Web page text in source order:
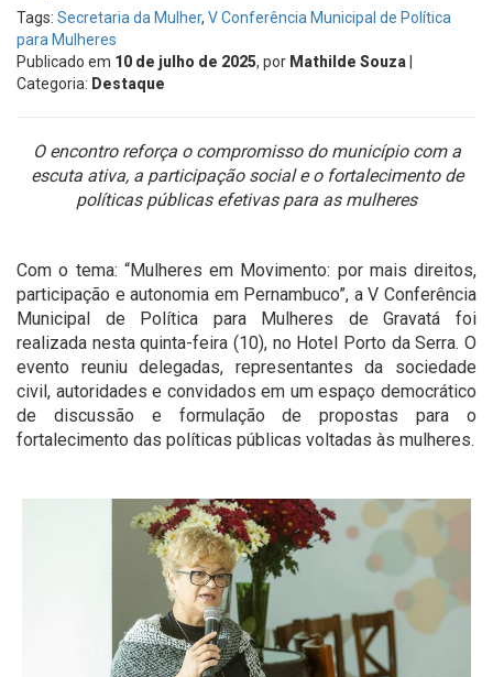
Tags: Secretaria da Mulher, V Conferência Municipal de Política
para Mulheres
Publicado em 10 de julho de 2025, por Mathilde Souza
Categoria: Destaque
O encontro reforça o compromisso do município com a
escuta ativa, a participação social e o fortalecimento de
políticas públicas efetivas para as mulheres
Com o tema: “Mulheres em Movimento: por mais direitos,
participação e autonomia em Pernambuco”, a V Conferência
Municipal de Política para Mulheres de Gravatá foi
realizada nesta quinta-feira (10), no Hotel Porto da Serra. O
evento reuniu delegadas, representantes da sociedade
civil, autoridades e convidados em um espaço democrático
de discussão e formulação de propostas para o
fortalecimento das políticas públicas voltadas às mulheres.